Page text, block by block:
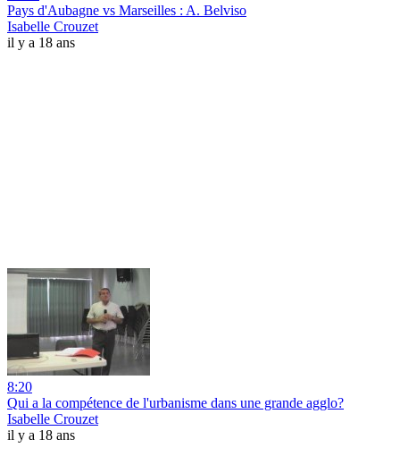
Pays d'Aubagne vs Marseilles : A. Belviso
Isabelle Crouzet
il y a 18 ans
8:20
Qui a la compétence de l'urbanisme dans une grande agglo?
Isabelle Crouzet
il y a 18 ans